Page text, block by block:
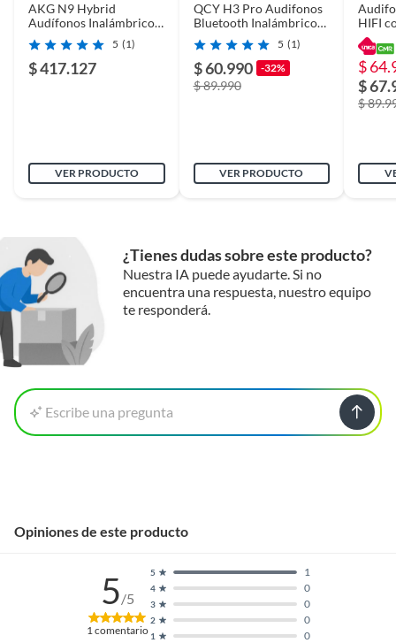
Detalle de la garantía 1 año
AKG N9
AKG N9 Hybrid
Audífonos Inalámbricos,
Cancelación Ruido,
Dongle USB-C 2.4 GHz,
BT, Color Negro
5 (1)
$ 417.127
VER PRODUCTO
QCY H3 Pro Audifonos
Bluetooth Inalámbricos
ANC - Negro
5 (1)
$ 60.990 -32%
$ 89.990
VER PRODUCTO
HIFI
$
$
$
¿Tienes dudas sobre este producto?
Nuestra IA puede ayudarte. Si no
encuentra una respuesta, nuestro equipo
te responderá.
Escribe una pregunta
Opiniones de este producto
5/5
1comentario 1 0
2 0
3 0
4 0
5 1